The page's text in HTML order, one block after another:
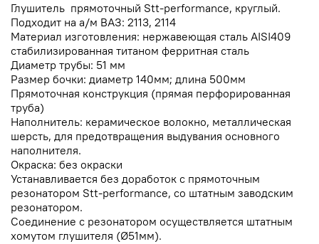
Глушитель прямоточный Stt-performance, круглый.
Подходит на а/м ВАЗ: 2113, 2114
Материал изготовления: нержавеющая сталь AISI409
стабилизированная титаном ферритная сталь
Диаметр трубы: 51 мм
Размер бочки: диаметр 140мм; длина 500мм
Прямоточная конструкция (прямая перфорированная
труба)
Наполнитель: керамическое волокно, металлическая
шерсть, для предотвращения выдувания основного
наполнителя.
Окраска: без окраски
Устанавливается без доработок с прямоточным
резонатором Stt-performance, со штатным заводским
резонатором.
Соединение с резонатором осуществляется штатным
хомутом глушителя (Ø51мм).